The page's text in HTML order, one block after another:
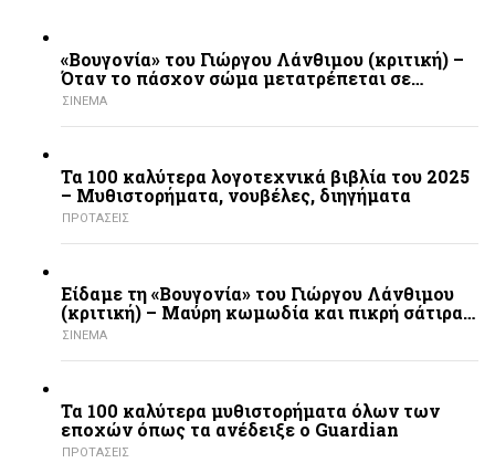
«Βουγονία» του Γιώργου Λάνθιμου (κριτική) –
Όταν το πάσχον σώμα μετατρέπεται σε…
ΣΙΝΕΜΑ
Τα 100 καλύτερα λογοτεχνικά βιβλία του 2025
– Mυθιστορήματα, νουβέλες, διηγήματα
ΠΡΟΤΑΣΕΙΣ
Είδαμε τη «Βουγονία» του Γιώργου Λάνθιμου
(κριτική) – Μαύρη κωμωδία και πικρή σάτιρα…
ΣΙΝΕΜΑ
Τα 100 καλύτερα μυθιστορήματα όλων των
εποχών όπως τα ανέδειξε ο Guardian
ΠΡΟΤΑΣΕΙΣ